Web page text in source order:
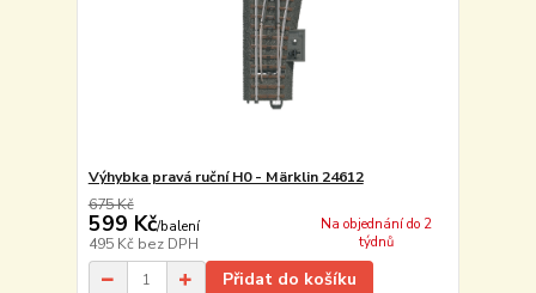
Výhybka pravá ruční H0 - Märklin 24612
675 Kč
599 Kč/balení
495 Kč bez DPH
Na objednání do 2
týdnů
Přidat do košíku